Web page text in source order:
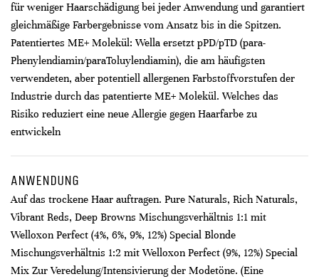
für weniger Haarschädigung bei jeder Anwendung und garantiert
gleichmäßige Farbergebnisse vom Ansatz bis in die Spitzen.
Patentiertes ME+ Molekül: Wella ersetzt pPD/pTD (para-
Phenylendiamin/paraToluylendiamin), die am häufigsten
verwendeten, aber potentiell allergenen Farbstoffvorstufen der
Industrie durch das patentierte ME+ Molekül. Welches das
Risiko reduziert eine neue Allergie gegen Haarfarbe zu
entwickeln
ANWENDUNG
Auf das trockene Haar auftragen. Pure Naturals, Rich Naturals,
Vibrant Reds, Deep Browns Mischungsverhältnis 1:1 mit
Welloxon Perfect (4%, 6%, 9%, 12%) Special Blonde
Mischungsverhältnis 1:2 mit Welloxon Perfect (9%, 12%) Special
Mix Zur Veredelung/Intensivierung der Modetöne. (Eine